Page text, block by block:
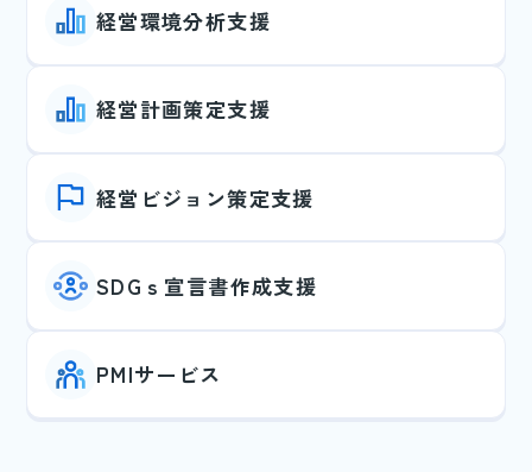
経営環境分析支援
経営計画策定支援
経営ビジョン策定支援
SDGｓ宣言書作成支援
PMIサービス